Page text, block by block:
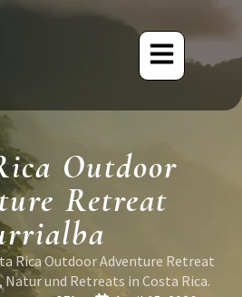
Outdoor
Retreat
Rica Outdoor Adventure Retreat
und Retreats in Costa Rica.